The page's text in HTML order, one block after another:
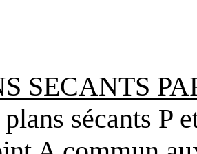
SECANTS
sécants P